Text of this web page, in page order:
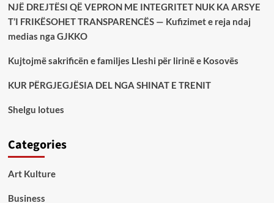
NJË DREJTËSI QË VEPRON ME INTEGRITET NUK KA ARSYE
T’I FRIKËSOHET TRANSPARENCËS — Kufizimet e reja ndaj
medias nga GJKKO
Kujtojmë sakrificën e familjes Lleshi për lirinë e Kosovës
KUR PËRGJEGJËSIA DEL NGA SHINAT E TRENIT
Shelgu lotues
Categories
Art Kulture
Business